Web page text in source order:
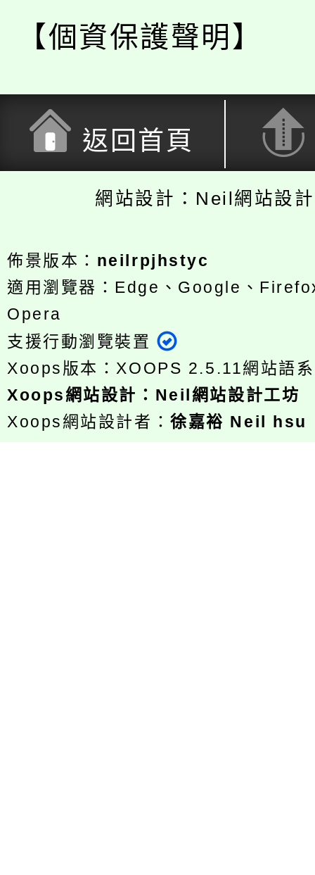
【個資保護聲明】
返回首頁
網站設計：Neil網站設
佈景版本： neilrpjhstyc
適用瀏覽器：Edge、Google、
Opera
支援行動瀏覽裝置
Xoops版本： XOOPS 2.5.11網站語
Xoops網站設計 ： Neil網站設計工坊
Xoops網站設計者：徐嘉裕 Neil hsu